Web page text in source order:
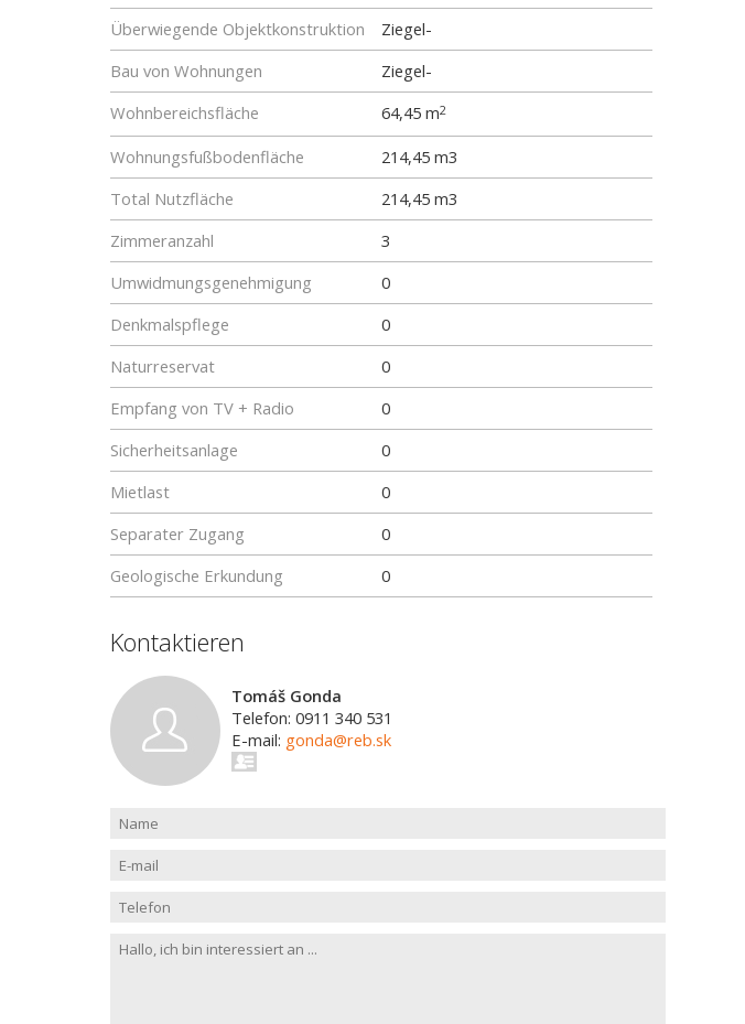
Überwiegende Objektkonstruktion
Ziegel-
Bau von Wohnungen
Ziegel-
Wohnbereichsfläche
64,45 m2
Wohnungsfußbodenfläche
214,45 m3
Total Nutzfläche
214,45 m3
Zimmeranzahl
3
Umwidmungsgenehmigung
0
Denkmalspflege
0
Naturreservat
0
Empfang von TV + Radio
0
Sicherheitsanlage
0
Mietlast
0
Separater Zugang
0
Geologische Erkundung
0
Kontaktieren
Tomáš Gonda
Telefon: 0911 340 531
E-mail: gonda@reb.sk